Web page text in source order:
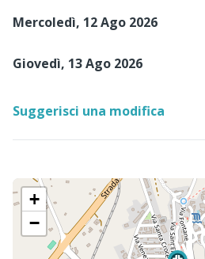
Mercoledì, 12 Ago 2026
Giovedì, 13 Ago 2026
Suggerisci una modifica
+
−